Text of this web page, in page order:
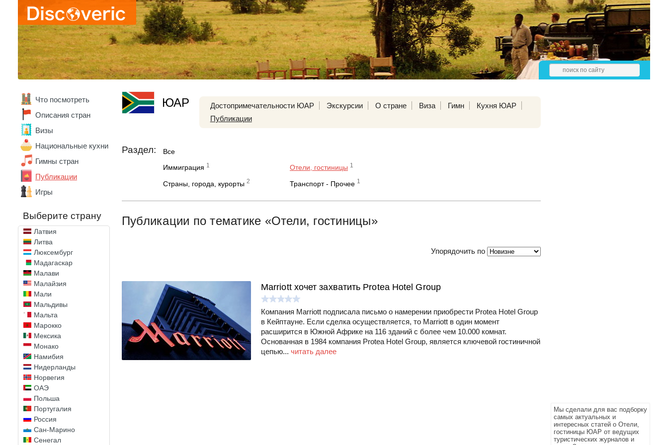
Что посмотреть
Описания стран
Визы
Национальные кухни
Гимны стран
Публикации
Игры
Выберите страну
Египет
Замбия
Зимбабве
Израиль
Индия
Индонезия
Иордания
Исландия
Италия
Кабо-Верде
Камбоджа
Камерун
Кения
Кипр
Кот-д'Ивуар
Куба
Латвия
Литва
Люксембург
Мадагаскар
Малави
Малайзия
Мали
Мальдивы
Мальта
Марокко
Мексика
Монако
Намибия
Нидерланды
Норвегия
ОАЭ
Польша
Португалия
Россия
Сан-Марино
Сенегал
Мы сделали для вас подборку
самых актуальных и
интересных статей о Отели,
гостиницы ЮАР от ведущих
туристических журналов и
ЮАР Достопримечательности ЮАР Экскурсии О стране Виза Гимн
Кухня ЮАР
Публикации
Раздел: Все
Иммиграция 1 Отели, гостиницы 1
Страны, города, курорты 2 Транспорт - Прочее 1
Публикации по тематике «Отели, гостиницы»
Упорядочить по
Marriott хочет захватить Protea Hotel Group
Компания Marriott подписала письмо о намерении приобрести Protea Hotel Group
в Кейптауне. Если сделка осуществляется, то Marriott в один момент
расширится в Южной Африке на 116 зданий с более чем 10.000 комнат.
Основанная в 1984 компания Protea Hotel Group, является ключевой гостиничной
цепью... читать далее